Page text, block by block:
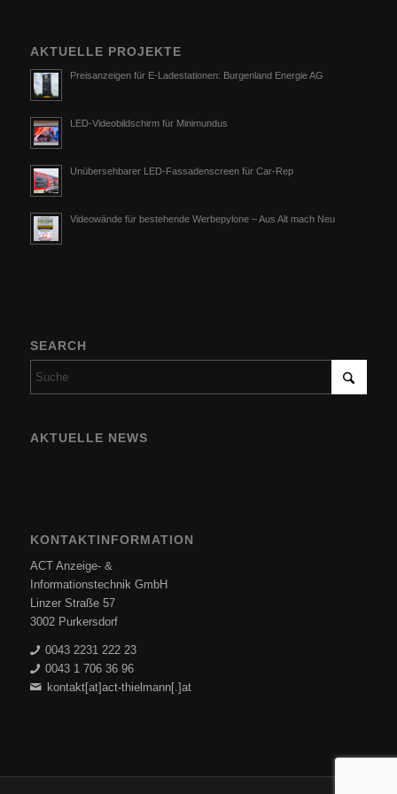
AKTUELLE PROJEKTE
Preisanzeigen für E-Ladestationen: Burgenland Energie AG
LED-Videobildschirm für Minimundus
Unübersehbarer LED-Fassadenscreen für Car-Rep
Videowände für bestehende Werbepylone – Aus Alt mach Neu
SEARCH
AKTUELLE NEWS
KONTAKTINFORMATION
ACT Anzeige- &
Informationstechnik GmbH
Linzer Straße 57
3002 Purkersdorf
0043 2231 222 23
0043 1 706 36 96
kontakt[at]act-thielmann[.]at